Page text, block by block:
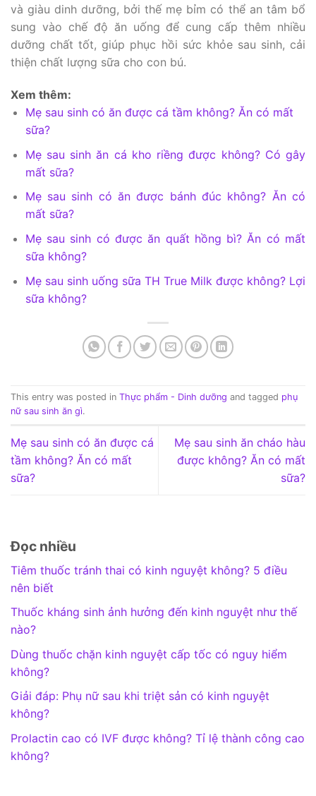
và giàu dinh dưỡng, bởi thế mẹ bỉm có thể an tâm bổ
sung vào chế độ ăn uống để cung cấp thêm nhiều
dưỡng chất tốt, giúp phục hồi sức khỏe sau sinh, cải
thiện chất lượng sữa cho con bú.
Xem thêm:
Mẹ sau sinh có ăn được cá tầm không? Ăn có mất
sữa?
Mẹ sau sinh ăn cá kho riềng được không? Có gây
mất sữa?
Mẹ sau sinh có ăn được bánh đúc không? Ăn có
mất sữa?
Mẹ sau sinh có được ăn quất hồng bì? Ăn có mất
sữa không?
Mẹ sau sinh uống sữa TH True Milk được không? Lợi
sữa không?
This entry was posted in Thực phẩm - Dinh dưỡng and tagged phụ
nữ sau sinh ăn gì.
Mẹ sau sinh có ăn được cá
tầm không? Ăn có mất
sữa?
Mẹ sau sinh ăn cháo hàu
được không? Ăn có mất
sữa?
Đọc nhiều
Tiêm thuốc tránh thai có kinh nguyệt không? 5 điều
nên biết
Thuốc kháng sinh ảnh hưởng đến kinh nguyệt như thế
nào?
Dùng thuốc chặn kinh nguyệt cấp tốc có nguy hiểm
không?
Giải đáp: Phụ nữ sau khi triệt sản có kinh nguyệt
không?
Prolactin cao có IVF được không? Tỉ lệ thành công cao
không?